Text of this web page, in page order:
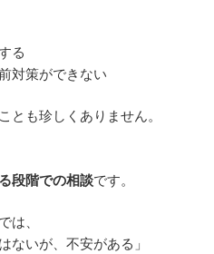
る
対策ができない
とも珍しくありません。
段階での相談です。
は、
ないが、不安がある」